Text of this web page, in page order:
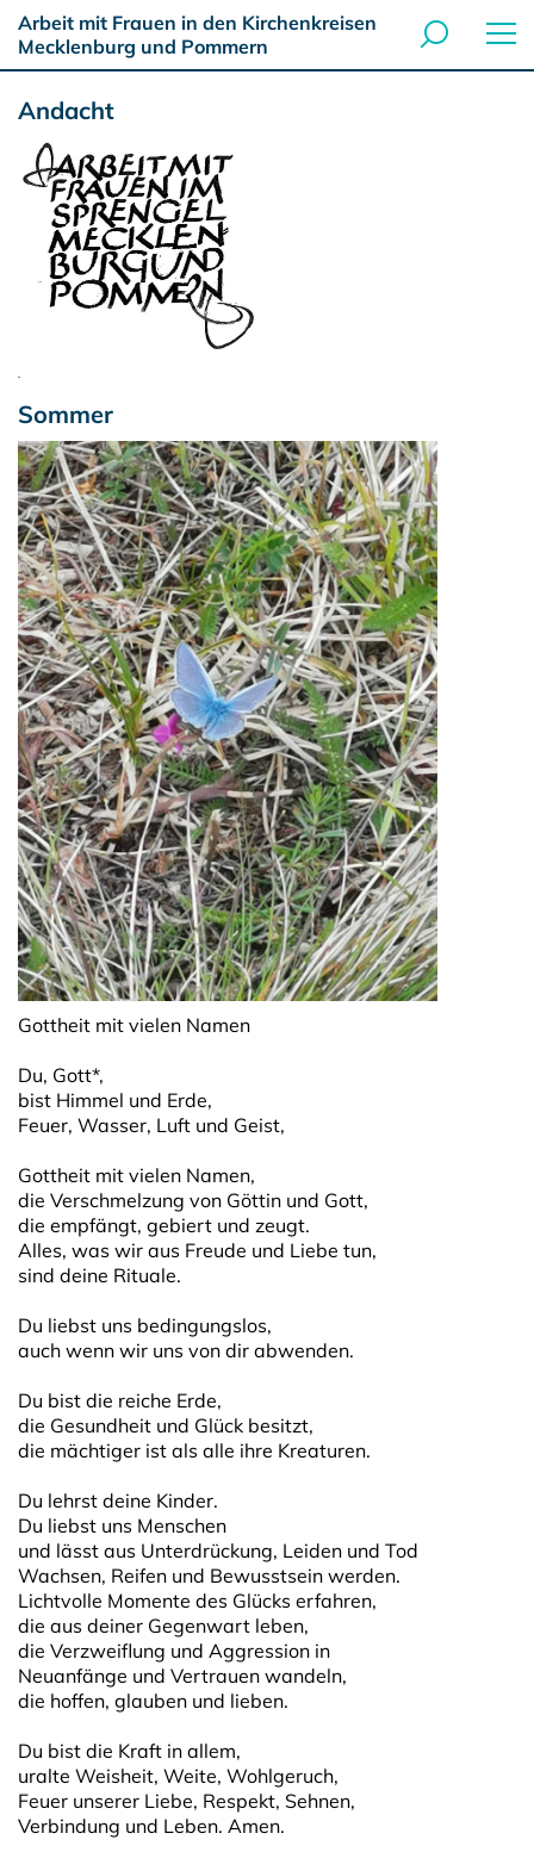
Arbeit mit Frauen in den Kirchenkreisen
Mecklenburg und Pommern
Andacht
Sommer
Gottheit mit vielen Namen
Du, Gott*,
bist Himmel und Erde,
Feuer, Wasser, Luft und Geist,
Gottheit mit vielen Namen,
die Verschmelzung von Göttin und Gott,
die empfängt, gebiert und zeugt.
Alles, was wir aus Freude und Liebe tun,
sind deine Rituale.
Du liebst uns bedingungslos,
auch wenn wir uns von dir abwenden.
Du bist die reiche Erde,
die Gesundheit und Glück besitzt,
die mächtiger ist als alle ihre Kreaturen.
Du lehrst deine Kinder.
Du liebst uns Menschen
und lässt aus Unterdrückung, Leiden und Tod
Wachsen, Reifen und Bewusstsein werden.
Lichtvolle Momente des Glücks erfahren,
die aus deiner Gegenwart leben,
die Verzweiflung und Aggression in
Neuanfänge und Vertrauen wandeln,
die hoffen, glauben und lieben.
Du bist die Kraft in allem,
uralte Weisheit, Weite, Wohlgeruch,
Feuer unserer Liebe, Respekt, Sehnen,
Verbindung und Leben. Amen.